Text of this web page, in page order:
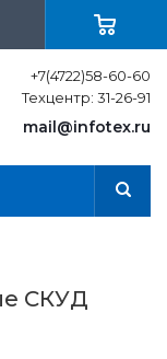
+7(4722)58-60-60
Техцентр: 31-26-91
mail@infotex.ru
СКУД